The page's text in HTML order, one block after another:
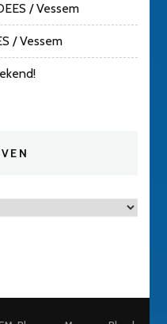
/ Vessem
/ Vessem